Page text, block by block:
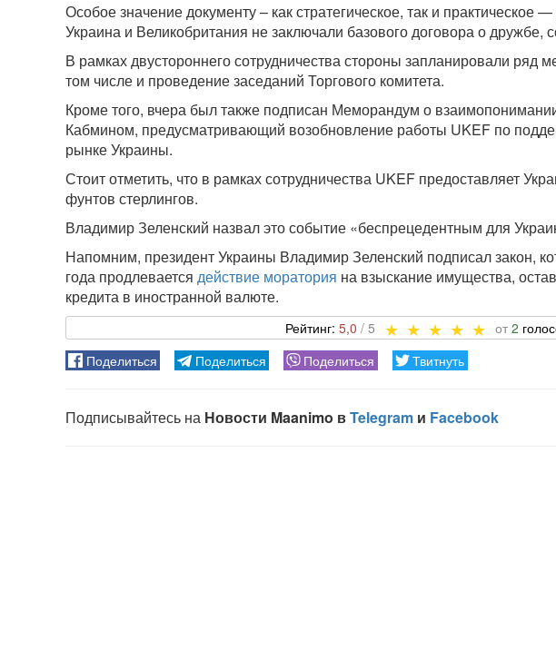
Особое значение документу – как стратегическое, так и практическое
Украина и Великобритания не заключали базового договора о дружбе,
В рамках двустороннего сотрудничества стороны запланировали ряд
том числе и проведение заседаний Торгового комитета.
Кроме того, вчера был также подписан Меморандум о
Кабмином, предусматривающий возобновление работы UKEF по
рынке Украины.
Стоит отметить, что в рамках сотрудничества UKEF предоставляет
фунтов стерлингов.
Владимир Зеленский назвал это событие «беспрецедентным для
Напомним, президент Украины Владимир Зеленский подписал закон,
года продлевается действие моратория на взыскание имущества,
кредита в иностранной валюте.
5,0 2